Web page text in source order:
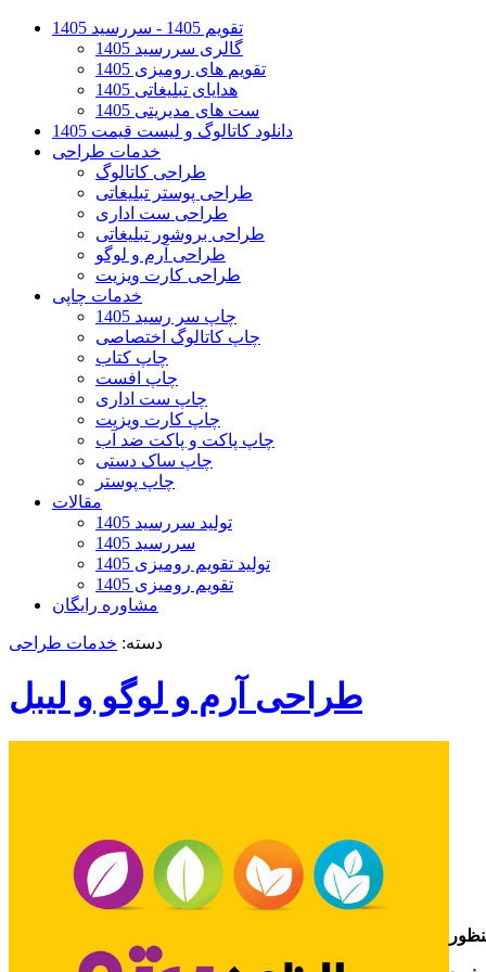
تقویم 1405 - سررسید 1405
گالری سررسید 1405
تقویم های رومیزی 1405
هدایای تبلیغاتی 1405
ست های مدیریتی 1405
دانلود کاتالوگ و لیست قیمت 1405
خدمات طراحی
طراحی کاتالوگ
طراحی پوستر تبلیغاتی
طراحی ست اداری
طراحی بروشور تبلیغاتی
طراحی آرم و لوگو
طراحی کارت ویزیت
خدمات چاپی
چاپ سر رسید 1405
چاپ کاتالوگ اختصاصی
چاپ کتاب
چاپ افست
چاپ ست اداری
چاپ کارت ویزیت
چاپ پاکت و پاکت ضد آب
چاپ ساک دستی
چاپ پوستر
مقالات
تولید سررسید 1405
سررسید 1405
تولید تقویم رومیزی 1405
تقویم رومیزی 1405
مشاوره رایگان
دسته: خدمات طراحی
طراحی آرم و لوگو و لیبل